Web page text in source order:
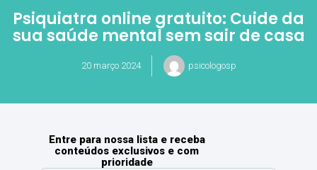
Psiquiatra online gratuito: Cuide da
sua saúde mental sem sair de casa
20 março 2024 psicologosp
Entre para nossa lista e receba
conteúdos exclusivos e com
prioridade